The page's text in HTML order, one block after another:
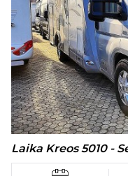
Laika Kreos 5010 -